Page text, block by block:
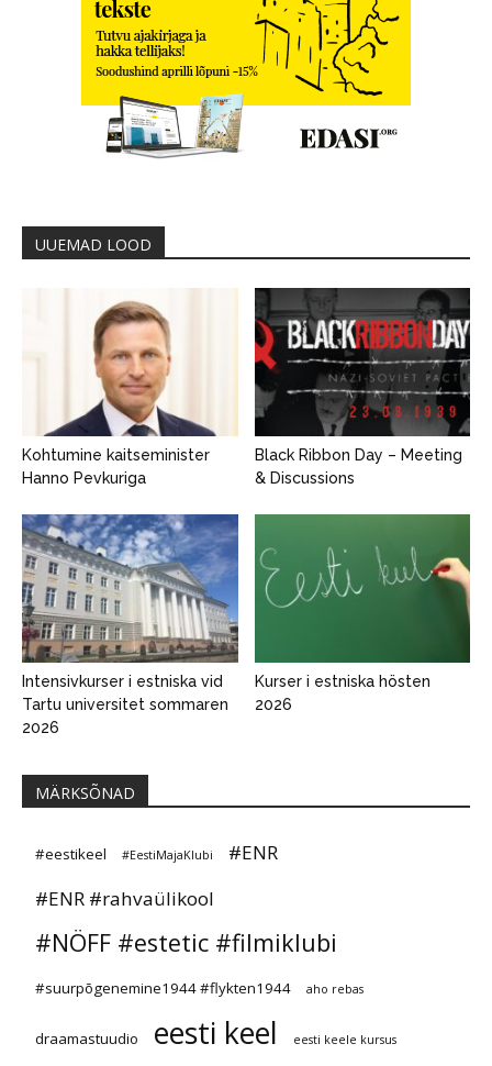
UUEMAD LOOD
Kohtumine kaitseminister
Hanno Pevkuriga
Black Ribbon Day – Meeting
& Discussions
Intensivkurser i estniska vid
Tartu universitet sommaren
2026
Kurser i estniska hösten
2026
MÄRKSÕNAD
#eestikeel #EestiMajaKlubi
#ENR
#ENR #rahvaülikool
#NÖFF #estetic #filmiklubi
#suurpõgenemine1944 #flykten1944 aho rebas
draamastuudio eesti keel eesti keele kursus